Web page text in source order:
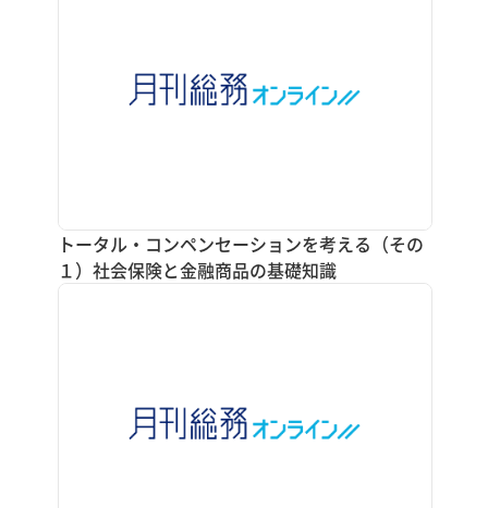
トータル・コンペンセーションを考える（その
１）社会保険と金融商品の基礎知識